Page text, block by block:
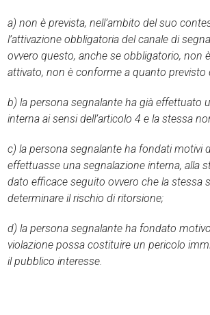
a) non è prevista, nell’ambito del suo
l’attivazione obbligatoria del canale di
ovvero questo, anche se obbligatorio, non
attivato, non è conforme a quanto previsto
b) la persona segnalante ha già effettuato
interna ai sensi dell’articolo 4 e la stessa
c) la persona segnalante ha fondati motivi
effettuasse una segnalazione interna, alla
dato efficace seguito ovvero che la stessa
determinare il rischio di ritorsione;
d) la persona segnalante ha fondato
violazione possa costituire un pericolo
il pubblico interesse.